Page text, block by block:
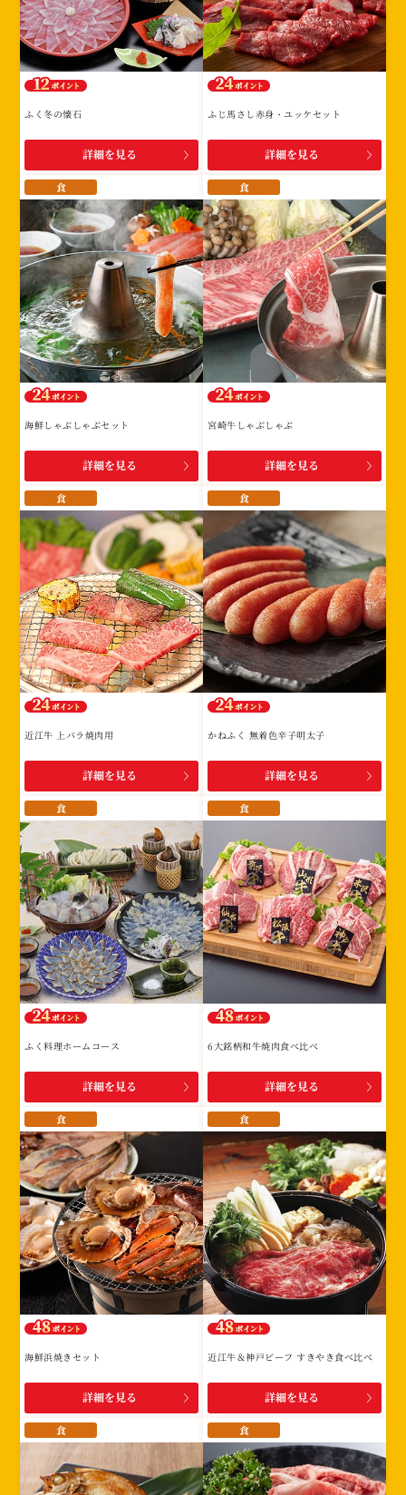
ふく冬の懐石
詳細を見る
ふじ馬さし赤身・ユッケセット
詳細を見る
食
海鮮しゃぶしゃぶセット
詳細を見る
食
宮崎牛しゃぶしゃぶ
詳細を見る
食
近江牛 上バラ焼肉用
詳細を見る
食
かねふく 無着色辛子明太子
詳細を見る
食
ふく料理ホームコース
詳細を見る
食
6大銘柄和牛焼肉食べ比べ
詳細を見る
食
海鮮浜焼きセット
詳細を見る
食
近江牛＆神戸ビーフ すきやき食べ比べ
詳細を見る
食 食